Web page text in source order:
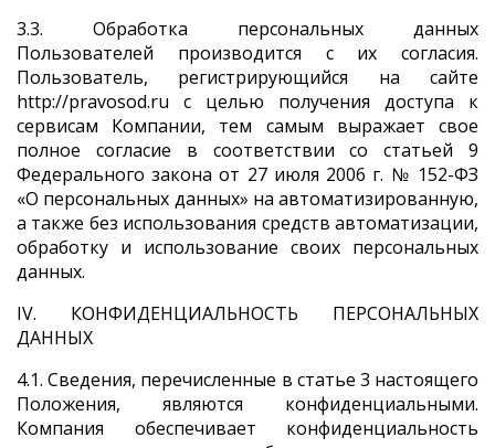
3.3. Обработка персональных данных
Пользователей производится с их согласия.
Пользователь, регистрирующийся на сайте
http://pravosod.ru с целью получения доступа к
сервисам Компании, тем самым выражает свое
полное согласие в соответствии со статьей 9
Федерального закона от 27 июля 2006 г. № 152-ФЗ
«О персональных данных» на автоматизированную,
а также без использования средств автоматизации,
обработку и использование своих персональных
данных.
IV. КОНФИДЕНЦИАЛЬНОСТЬ ПЕРСОНАЛЬНЫХ
ДАННЫХ
4.1. Сведения, перечисленные в статье 3 настоящего
Положения, являются конфиденциальными.
Компания обеспечивает конфиденциальность